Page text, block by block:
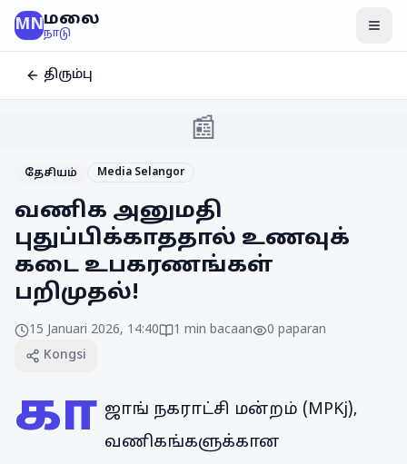
MNமலை
நாடு
திரும்பு
📰
தேசியம் Media Selangor
வணிக அனுமதி
புதுப்பிக்காததால் உணவுக்
கடை உபகரணங்கள்
பறிமுதல்!
15 Januari 2026, 14:40 1 min bacaan 0 paparan
Kongsi
கா ஜாங் நகராட்சி மன்றம் (MPKj),
வணிகங்களுக்கான